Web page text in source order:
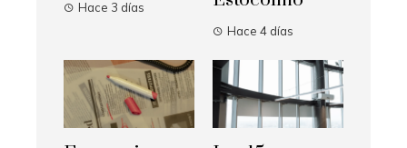
Hace 3 días
Hace 4 días